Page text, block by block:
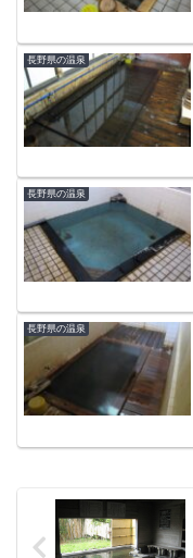
長野県の温泉
長野県の温泉
長野県の温泉